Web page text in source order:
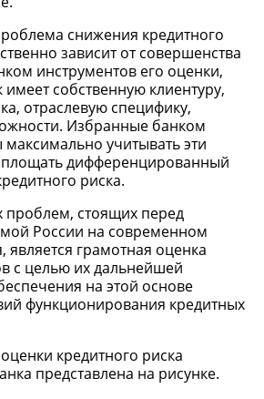
снижения кредитного
зависит от совершенства
инструментов его оценки,
собственную клиентуру,
отраслевую специфику,
Избранные банком
учитывать эти
дифференцированный
риска.
проблем, стоящих перед
России на современном
является грамотная оценка
с целью их дальнейшей
на этой основе
функционирования кредитных
кредитного риска
представлена на рисунке.